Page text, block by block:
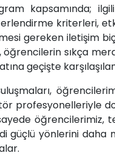
kapsamında;
kriterleri,
gereken iletişim
öğrencilerin sıkça
geçişte
profesyonelleriyle
öğrencilerimiz,
güçlü yönlerini daha